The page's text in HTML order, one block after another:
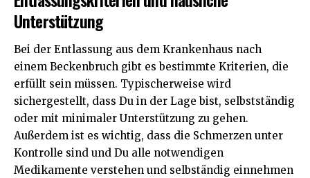
Unterstützung
Bei der Entlassung aus dem Krankenhaus nach
einem Beckenbruch gibt es bestimmte Kriterien, die
erfüllt sein müssen. Typischerweise wird
sichergestellt, dass Du in der Lage bist, selbstständig
oder mit minimaler Unterstützung zu gehen.
Außerdem ist es wichtig, dass die Schmerzen unter
Kontrolle sind und Du alle notwendigen
Medikamente verstehen und selbständig einnehmen